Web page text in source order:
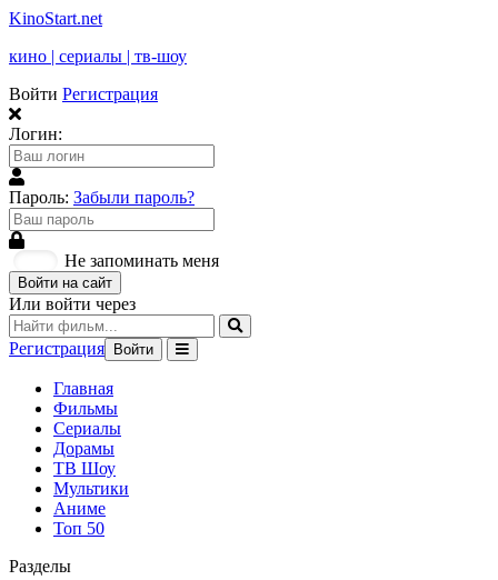
KinoStart.net
кино | сериалы | тв-шоу
Войти Регистрация
Логин:
Пароль: Забыли пароль?
Не запоминать меня
Войти на сайт
Или войти через
Регистрация Войти
Главная
Фильмы
Сериалы
Дорамы
ТВ Шоу
Мультики
Аниме
Топ 50
Разделы